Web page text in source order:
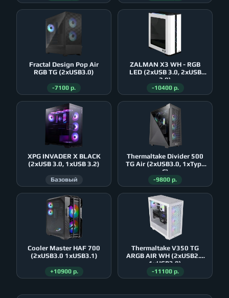
Fractal Design Pop Air
RGB TG (2xUSB3.0)
-7100 р.
ZALMAN X3 WH - RGB
LED (2xUSB 3.0, 2xUSB
2.0)
-10400 р.
XPG INVADER X BLACK
(2xUSB 3.0, 1xUSB 3.2)
Базовый
Thermaltake Divider 500
TG Air (2xUSB3.0, 1xType
C)
-9800 р.
Cooler Master HAF 700
(2xUSB3.0 1xUSB3.1)
+10900 р.
Thermaltake V350 TG
ARGB AIR WH (2xUSB2.0
1xUSB3.0)
-11100 р.